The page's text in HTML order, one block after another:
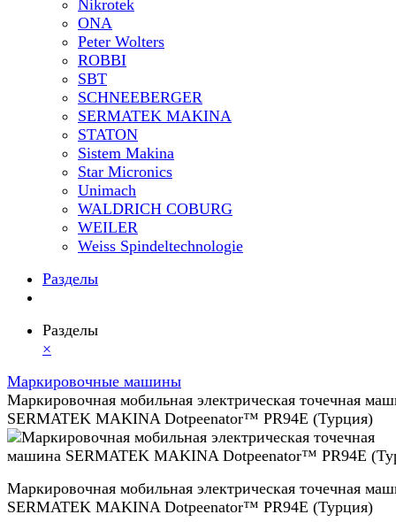
Nikrotek
ONA
Peter Wolters
ROBBI
SBT
SCHNEEBERGER
SERMATEK MAKINA
STATON
Sistem Makina
Star Micronics
Unimach
WALDRICH COBURG
WEILER
Weiss Spindeltechnologie
Разделы
Разделы
×
Маркировочные машины
Маркировочная мобильная электрическая точечная
SERMATEK MAKINA Dotpeenator™ PR94E (Турция)
Маркировочная мобильная электрическая точечная
SERMATEK MAKINA Dotpeenator™ PR94E (Турция)